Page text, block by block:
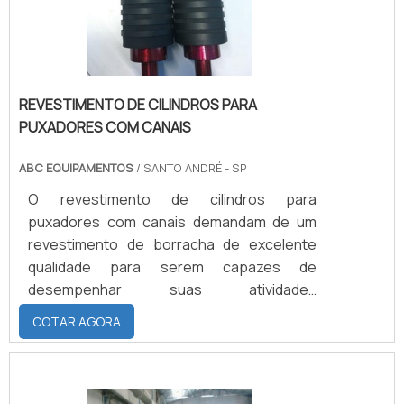
QUALIDADE EM REVESTIMENTO DE
CILINDROS PARA EMBALAGENSA empresa
fornece seis meses de garantia após
emissão de nota fiscal contra defeitos de
fabricação, e não se responsabiliza pela
má utilização do material. Solicite agora
Industriais.
REVESTIMENTO DE CILINDROS PARA
PUXADORES COM CANAIS
ABC EQUIPAMENTOS / SANTO ANDRÉ - SP
O revestimento de cilindros para
puxadores com canais demandam de um
revestimento de borracha de excelente
qualidade para serem capazes de
desempenhar suas atividades
proporcionando a eficiência necessária ao
processo. A Nova Abc Revestimento de
Cilindros possui a infraestrutura e
COTAR AGORA